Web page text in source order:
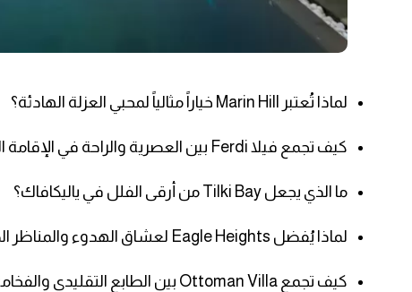
لماذا تُعتبر Marin Hill خياراً مثالياً لمحبي العزلة الهادئة؟
كيف تجمع فيلا Ferdi بين العصرية والراحة في الإقامة الجماعية؟
ما الذي يجعل Tilki Bay من أرقى الفلل في ياليكافاك؟
لماذا يُفضل Eagle Heights لعشاق الهدوء والمناظر الطبيعية؟
كيف تجمع Ottoman Villa بين الطابع التقليدي والفخامة العصرية؟